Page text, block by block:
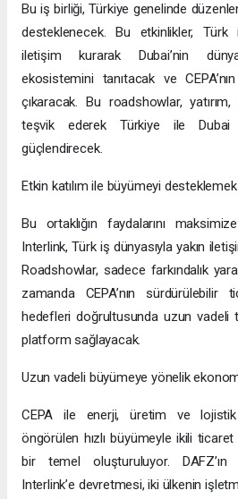
Bu iş birliği, Türkiye genelinde
desteklenecek. Bu etkinlikler, Türk
iletişim kurarak Dubai’nin
ekosistemini tanıtacak ve
çıkaracak. Bu roadshowlar,
teşvik ederek Türkiye ile Dubai
güçlendirecek.
Etkin katılım ile büyümeyi desteklemek
Bu ortaklığın faydalarını
Interlink, Türk iş dünyasıyla yakın
Roadshowlar, sadece farkındalık
zamanda CEPA’nın sürdürülebilir
hedefleri doğrultusunda uzun vadeli
platform sağlayacak.
Uzun vadeli büyümeye yönelik
CEPA ile enerji, üretim ve
öngörülen hızlı büyümeyle ikili
bir temel oluşturuluyor. DAFZ’ın
Interlink’e devretmesi, iki ülkenin